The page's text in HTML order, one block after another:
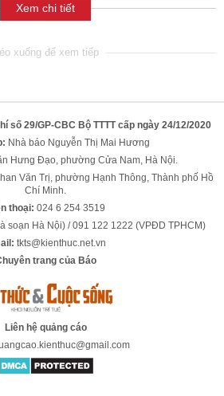
Xem chi tiết
số 29/GP-CBC Bộ TTTT cấp ngày 24/12/2020
Nhà báo Nguyễn Thị Mai Hương
Hưng Đạo, phường Cửa Nam, Hà Nội.
Văn Trị, phường Hạnh Thông, Thành phố Hồ
Chí Minh.
thoại: 024 6 254 3519
soạn Hà Nội) / 091 122 1222 (VPĐD TPHCM)
tkts@kienthuc.net.vn
trang của Báo
Liên hệ quảng cáo